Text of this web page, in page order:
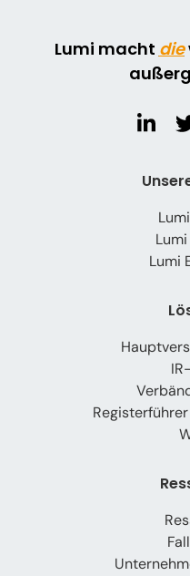
Lumi macht die
Lumi